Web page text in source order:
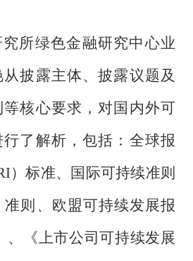
所绿色金融研究中心业
披露主体、披露议题及
核心要求，对国内外可
了解析，包括：全球报
）标准、国际可持续准则
准则、欧盟可持续发展报
、《上市公司可持续发展